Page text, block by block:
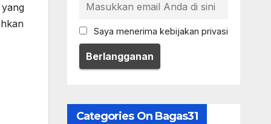
Saya menerima kebijakan privasi
Categories On Bagas31